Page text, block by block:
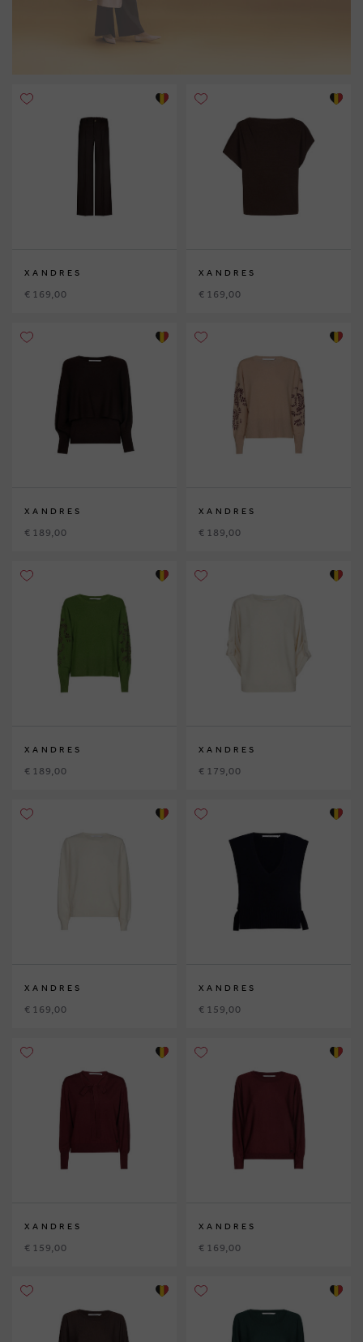
XANDRES
€ 169,00
XANDRES
€ 169,00
XANDRES
€ 189,00
XANDRES
€ 189,00
XANDRES
€ 189,00
XANDRES
€ 179,00
XANDRES
€ 169,00
XANDRES
€ 159,00
XANDRES
€ 159,00
XANDRES
€ 169,00